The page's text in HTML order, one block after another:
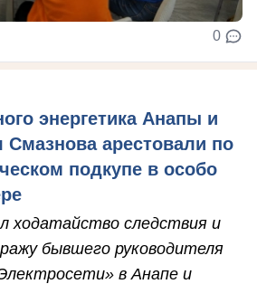
0
энергетика Анапы и
арестовали по
подкупе в особо
ходатайство следствия и
бывшего руководителя
в Анапе и